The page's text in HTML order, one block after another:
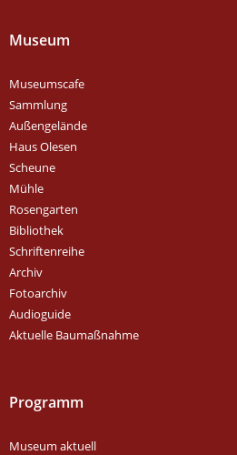
Museum
Museumscafe
Sammlung
Außengelände
Haus Olesen
Scheune
Mühle
Rosengarten
Bibliothek
Schriftenreihe
Archiv
Fotoarchiv
Audioguide
Aktuelle Baumaßnahme
Programm
Museum aktuell